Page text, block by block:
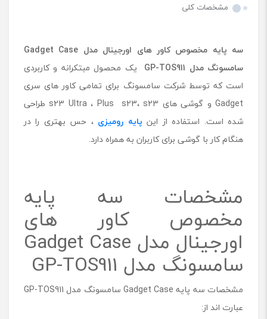
مشخصات کلی
سه پایه مخصوص کاور های اورجینال مدل Gadget Case
سامسونگ مدل GP-TOS911 یک محصول مبتکرانه و کاربردی
است که توسط شرکت سامسونگ برای تمامی کاور های سری
Gadget و گوشی ‌های s23 Ultra ، Plus s23، s23 طراحی
شده است. استفاده از این پایه رومیزی ، حس بهتری را در
هنگام کار با گوشی برای کاربران به همراه دارد.
مشخصات سه پایه
مخصوص کاور های
اورجینال مدل Gadget Case
سامسونگ مدل GP-TOS911
مشخصات سه پایه Gadget Case سامسونگ مدل GP-TOS911
عبارت اند از: